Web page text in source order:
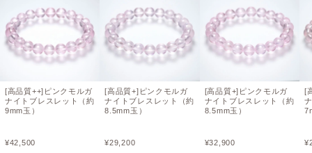
[高品質++]ピンクモルガ
ナイトブレスレット（約
9mm玉）
¥42,500
[高品質+]ピンクモルガ
ナイトブレスレット（約
8.5mm玉）
¥29,200
[高品質+]ピンクモルガ
ナイトブレスレット（約
8.5mm玉）
¥32,900
[
¥